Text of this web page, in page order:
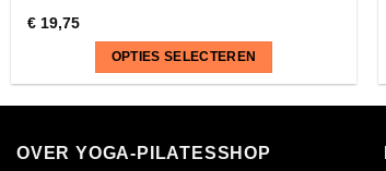
€19,75
OPTIES SELECTEREN
heeft
OVER YOGA-PILATESSHOP